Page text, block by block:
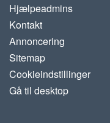
Hjælpeadmins
Kontakt
Annoncering
Sitemap
Cookieindstillinger
Gå til desktop